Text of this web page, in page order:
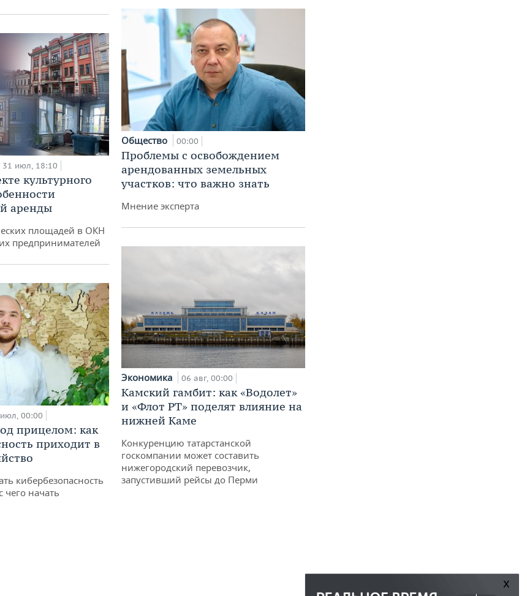
31 июл, 18:10
культурного
аренды
площадей в ОКН
предпринимателей
00:00
прицелом: как
приходит в
кибербезопасность
чего начать
Общество 00:00
Проблемы с освобождением
арендованных земельных
участков: что важно знать
Мнение эксперта
Экономика 06 авг, 00:00
Камский гамбит: как «Водолет»
и «Флот РТ» поделят влияние на
нижней Каме
Конкуренцию татарстанской
госкомпании может составить
нижегородский перевозчик,
запустивший рейсы до Перми
x